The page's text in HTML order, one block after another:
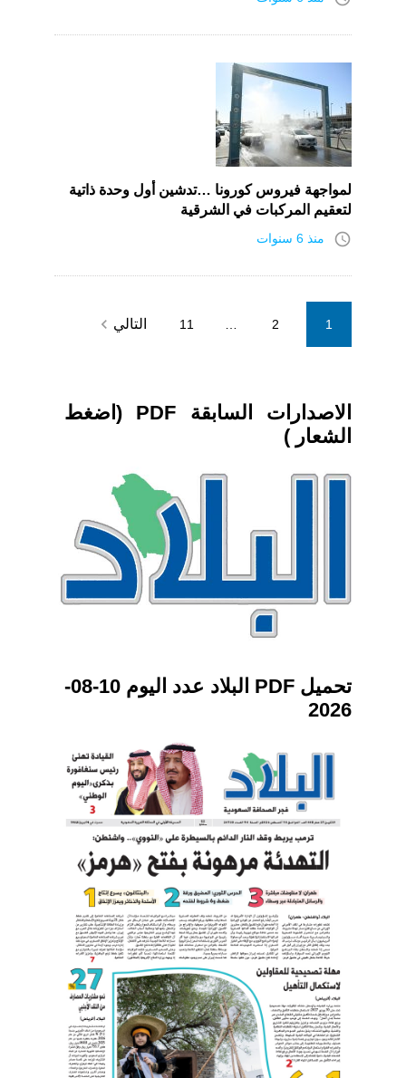
لمواجهة فيروس كورونا …تدشين أول وحدة ذاتية
لتعقيم المركبات في الشرقية
access_time منذ 6 سنوات
pagination
1
2
11 التالي navigate_next
الاصدارات السابقة PDF (اضغط
الشعار )
تحميل PDF البلاد عدد اليوم 10-08-
2026